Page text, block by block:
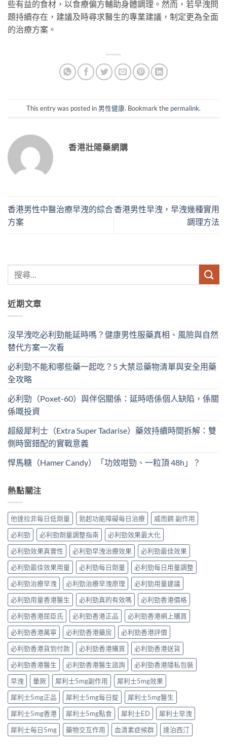
些有益的食材，以食療偏方輔助身體調理。然而，若早洩問
題持續存在，建議及時尋求醫生的專業建議，制定更為全面
的治療方案。
This entry was posted in 男性健康. Bookmark the permalink.
香港壯陽藥網購
香港男性中醫治療早洩的綜合
方案
香港男性早洩，早洩幾種實用
調理方法
近期文章
沒早洩吃必利勁能延時嗎？健康男性服藥真相、風險與自然
替代方案一次看
必利勁不能和哪些藥一起吃？5 大禁忌藥物清單與安全用藥
全攻略
必利勁（Poxet-60）與伴侶關係：延時唔係個人缺陷，係關
係嘅投資
超級犀利士（Extra Super Tadarise）藥效持續時間拆解：雙
側時窗錯配的實戰意義
悍馬糖（Hamer Candy）「功效咁勁、一粒頂 48h」？
熱點關注
他達拉非每日低劑量 勃起功能障礙每日治療
威而鋼 副作用
必利勁
必利勁劑量調整指南
必利勁效果最大化
必利勁效果真實性
必利勁早洩治療效果
必利勁最佳效果
必利勁最佳效果用量
必利勁每日劑量
必利勁每日用量調整
必利勁治療早洩
必利勁治療早洩原理
必利勁用量建議
必利勁用量香港醫生
必利勁真的有效嗎
必利勁香港價格
必利勁香港屈臣氏
必利勁香港正品
必利勁香港網上購買
必利勁香港萬寧
必利勁香港藥房
必利勁香港評價
必利勁香港貨到付款
必利勁香港購買
必利勁香港送貨
必利勁香港醫生
必利勁香港醫生諮詢
必利勁香港隱私包裝
早洩
暈厥 犀利士5mg副作用
犀利士5mg效果
犀利士5mg正品
犀利士5mg每日錠
犀利士5mg醫生
犀利士5mg香港
犀利士5mg點食 犀利士ED
犀利士早洩
犀利士每日5mg
藥物交互作用 血清素症候群 達泊西汀